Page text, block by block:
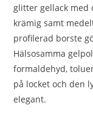
glitter gellack med
krämig samt
profilerad borste
Hälsosamma
formaldehyd,
på locket och den
elegant.